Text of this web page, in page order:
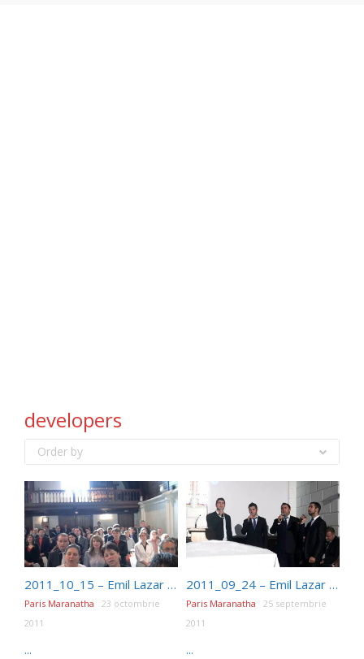
developers
Order by
2011_10_15 – Emil Lazar – Dezamagirea lui Pavel (alegeri)
Paris Maranatha
23 octombrie
2011
...
2011_09_24 – Emil Lazar – Cea mai mare minune (Sfanta cina)
Paris Maranatha
25 septembrie
2011
...